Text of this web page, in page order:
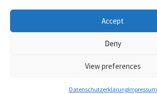
Accept
Deny
View preferences
DatenschutzerklärungImpressum
© 2026 Bracht-Werntrop